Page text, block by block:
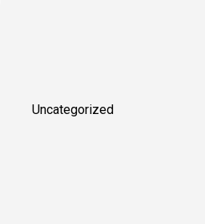
Uncategorized